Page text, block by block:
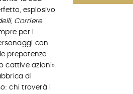
esplosivo
Corriere
per i
con
prepotenze
cattive azioni».
di
chi troverà i